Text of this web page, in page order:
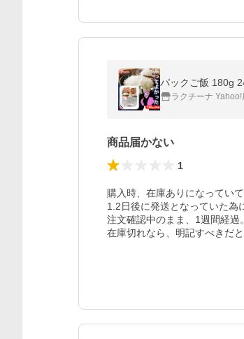
パックご飯 180g
ラクチーナ Yahoo!
商品届かない
1
購入時、在庫ありになっていて
1.2日後に発送となっていた為
注文確認中のまま、1週間経過。
在庫切れなら、明記すべきだと